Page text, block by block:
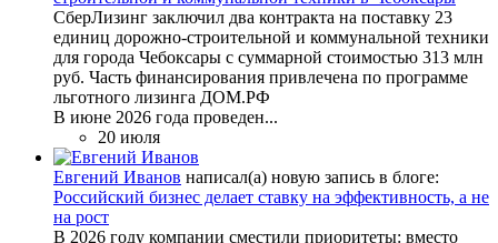
СберЛизинг заключил два контракта на поставку 23
единиц дорожно-строительной и коммунальной техники
для города Чебоксары с суммарной стоимостью 313 млн
руб. Часть финансирования привлечена по программе
льготного лизинга ДОМ.РФ
В июне 2026 года проведен...
20 июля
Евгений Иванов написал(а) новую запись в блоге:
Российский бизнес делает ставку на эффективность, а не
на рост
В 2026 году компании сместили приоритеты: вместо